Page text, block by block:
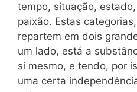
tempo, situação,
paixão. Estas
repartem em dois
um lado, está a
si mesmo, e tendo, por
uma certa